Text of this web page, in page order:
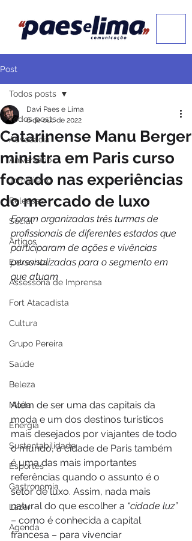
Post
Todos posts
Advocacia
Aniversário
Jornalismo
Releases
Social
Artigos
Entrevista
Assessoria de Imprensa
Fort Atacadista
Cultura
Grupo Pereira
Saúde
Beleza
Moda
Energia
Sustentabilidade
Esportes
Gastronomia
Lazer
Agenda
Todos posts
Catarinense Manu Berger
ministra em Paris curso
focado nas experiências
do mercado de luxo
Davi Paes e Lima
6 de out. de 2022
Foram organizadas três turmas de
profissionais de diferentes estados que
participaram de ações e vivências
personalizadas para o segmento em
que atuam
Além de ser uma das capitais da
moda e um dos destinos turísticos
mais desejados por viajantes de todo
o mundo, a cidade de Paris também
é uma das mais importantes
referências quando o assunto é o
setor de luxo. Assim, nada mais
natural do que escolher a “cidade luz”
– como é conhecida a capital
francesa – para vivenciar